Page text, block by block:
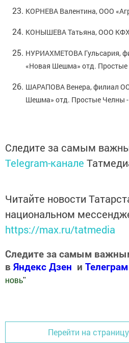
КОРНЕВА Валентина, ООО
КОНЫШЕВА Татьяна, ООО КФХ
НУРИАХМЕТОВА Гульсария,
«Новая Шешма» отд. Простые
ШАРАПОВА Венера, филиал
Шешма» отд. Простые Челны -
Следите за самым
Telegram-канале
Читайте новости
национальном
https://max.ru/tatmedia
Следите за самым
в Яндекс Дзен и
новь"
Перейти на